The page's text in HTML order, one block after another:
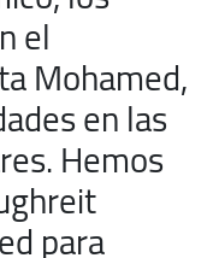
el
Mohamed,
en las
Hemos
para